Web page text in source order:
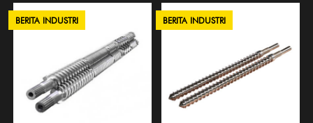
BERITA INDUSTRI BERITA INDUSTRI